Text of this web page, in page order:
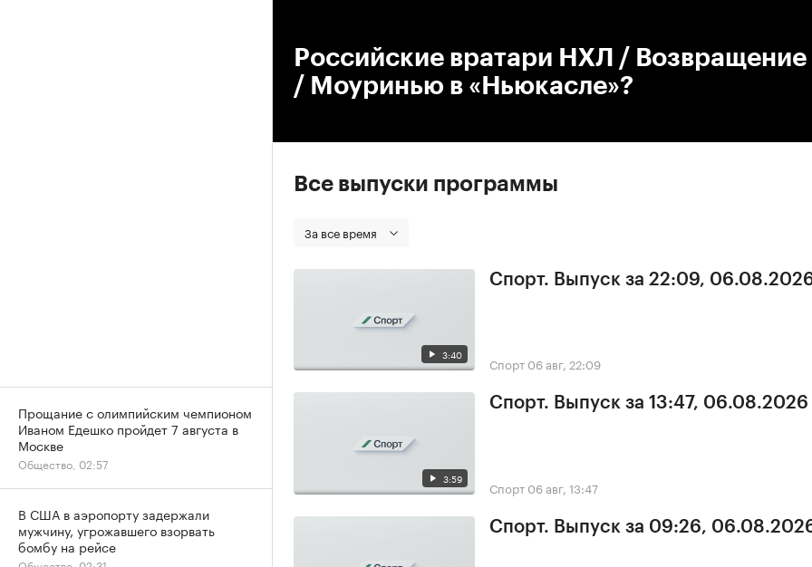
Российские вратари НХЛ /
/ Моуринью в «Ньюкасле»?
Все выпуски программы
За все время
3:40
Спорт. Выпуск за 22:09,
Спорт 06 авг, 22:09
3:59
Спорт. Выпуск за 13:47, 06.08.2026
Спорт 06 авг, 13:47
Спорт. Выпуск за 09:26,
Прощание с олимпийским чемпионом
Иваном Едешко пройдет 7 августа в
Москве
Общество, 02:57
В США в аэропорту задержали
мужчину, угрожавшего взорвать
бомбу на рейсе